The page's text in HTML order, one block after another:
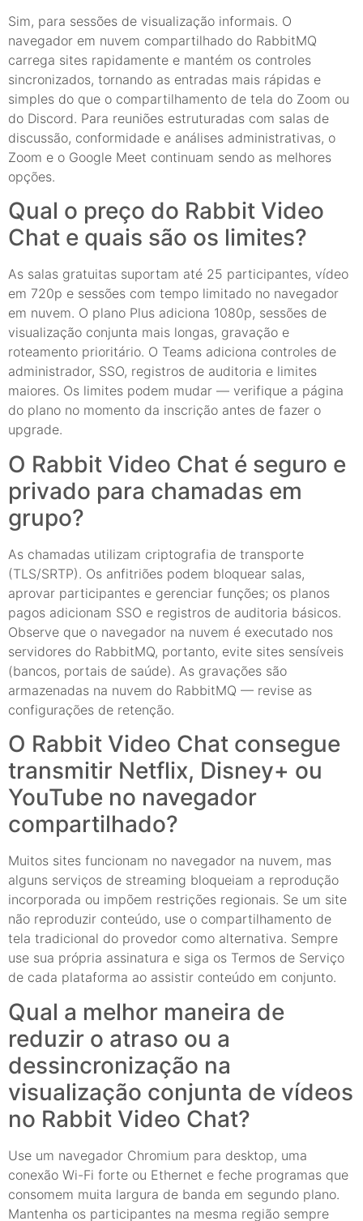
Sim, para sessões de visualização informais. O
navegador em nuvem compartilhado do RabbitMQ
carrega sites rapidamente e mantém os controles
sincronizados, tornando as entradas mais rápidas e
simples do que o compartilhamento de tela do Zoom ou
do Discord. Para reuniões estruturadas com salas de
discussão, conformidade e análises administrativas, o
Zoom e o Google Meet continuam sendo as melhores
opções.
Qual o preço do Rabbit Video
Chat e quais são os limites?
As salas gratuitas suportam até 25 participantes, vídeo
em 720p e sessões com tempo limitado no navegador
em nuvem. O plano Plus adiciona 1080p, sessões de
visualização conjunta mais longas, gravação e
roteamento prioritário. O Teams adiciona controles de
administrador, SSO, registros de auditoria e limites
maiores. Os limites podem mudar — verifique a página
do plano no momento da inscrição antes de fazer o
upgrade.
O Rabbit Video Chat é seguro e
privado para chamadas em
grupo?
As chamadas utilizam criptografia de transporte
(TLS/SRTP). Os anfitriões podem bloquear salas,
aprovar participantes e gerenciar funções; os planos
pagos adicionam SSO e registros de auditoria básicos.
Observe que o navegador na nuvem é executado nos
servidores do RabbitMQ, portanto, evite sites sensíveis
(bancos, portais de saúde). As gravações são
armazenadas na nuvem do RabbitMQ — revise as
configurações de retenção.
O Rabbit Video Chat consegue
transmitir Netflix, Disney+ ou
YouTube no navegador
compartilhado?
Muitos sites funcionam no navegador na nuvem, mas
alguns serviços de streaming bloqueiam a reprodução
incorporada ou impõem restrições regionais. Se um site
não reproduzir conteúdo, use o compartilhamento de
tela tradicional do provedor como alternativa. Sempre
use sua própria assinatura e siga os Termos de Serviço
de cada plataforma ao assistir conteúdo em conjunto.
Qual a melhor maneira de
reduzir o atraso ou a
dessincronização na
visualização conjunta de vídeos
no Rabbit Video Chat?
Use um navegador Chromium para desktop, uma
conexão Wi-Fi forte ou Ethernet e feche programas que
consomem muita largura de banda em segundo plano.
Mantenha os participantes na mesma região sempre